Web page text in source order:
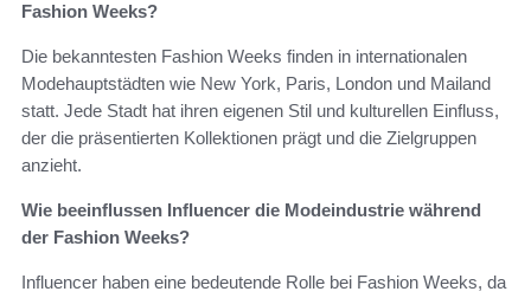
Fashion Weeks?
Die bekanntesten Fashion Weeks finden in internationalen
Modehauptstädten wie New York, Paris, London und Mailand
statt. Jede Stadt hat ihren eigenen Stil und kulturellen Einfluss,
der die präsentierten Kollektionen prägt und die Zielgruppen
anzieht.
Wie beeinflussen Influencer die Modeindustrie während
der Fashion Weeks?
Influencer haben eine bedeutende Rolle bei Fashion Weeks, da